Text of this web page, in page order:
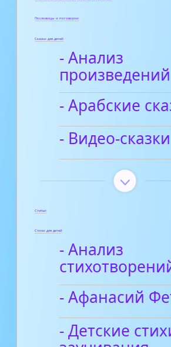
Пословицы и поговорки
Сказки для детей
- Анализ
произведений
- Арабские
- Видео-сказки
Статьи
Стихи для детей
- Анализ
- Афанасий
- Детские